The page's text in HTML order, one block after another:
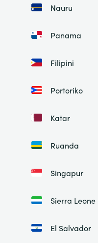
Nauru
Panama
Filipini
Portoriko
Katar
Ruanda
Singapur
Sierra Leone
El Salvador